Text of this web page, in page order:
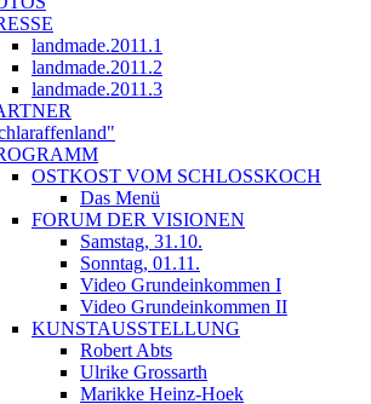
landmade.2011.1
landmade.2011.2
landmade.2011.3
OSTKOST VOM SCHLOSSKOCH
Das Menü
FORUM DER VISIONEN
Samstag, 31.10.
Sonntag, 01.11.
Video Grundeinkommen I
Video Grundeinkommen II
KUNSTAUSSTELLUNG
Robert Abts
Ulrike Grossarth
Marikke Heinz-Hoek